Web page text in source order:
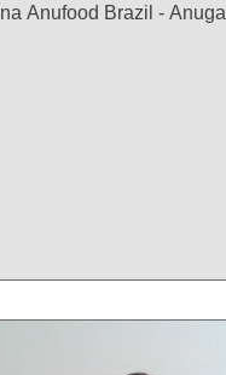
na Anufood Brazil - Anuga